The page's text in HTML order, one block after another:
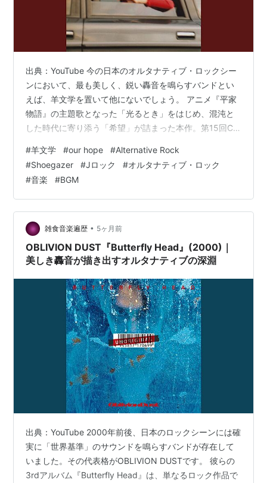
出典：YouTube 今の日本のオルタナティブ・ロックシー
ンにおいて、最も美しく、鋭い轟音を鳴らすバンドとい
えば、羊文学を置いて他にないでしょう。 アニメ『平家
物語』の主題歌となった「光るとき」をはじめ、混沌と
した時代に寄り添う「希望」が詰まった本作。第15回CD
女たちの評価を決定的なものとした金字塔的な作品で
す。
#羊文学 #our hope #Alternative Rock
#Shoegazer #Jロック #オルタナティブ・ロック
#音楽 #BGM
雑食音楽遍歴 • 5ヶ月前
OBLIVION DUST『Butterfly Head』(2000)｜
美しき轟音が描き出すオルタナティブの深淵
出典：YouTube 2000年前後、日本のロックシーンには確
実に「世界基準」のサウンドを鳴らすバンドが存在して
いました。その代表格がOBLIVION DUSTです。 彼らの
3rdアルバム『Butterfly Head』は、単なるロック作品で